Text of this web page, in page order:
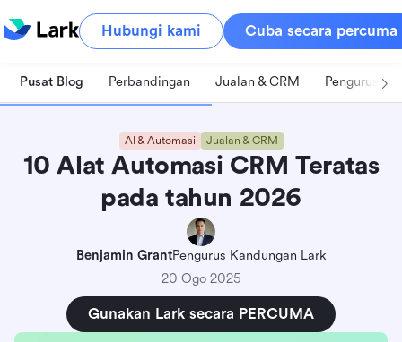
Hubungi kami Cuba secara percuma
Pusat Blog Perbandingan Jualan & CRM Pengurusan
AI & Automasi Jualan & CRM
10 Alat Automasi CRM Teratas
pada tahun 2026
Benjamin GrantPengurus Kandungan Lark
20 Ogo 2025
Gunakan Lark secara PERCUMA